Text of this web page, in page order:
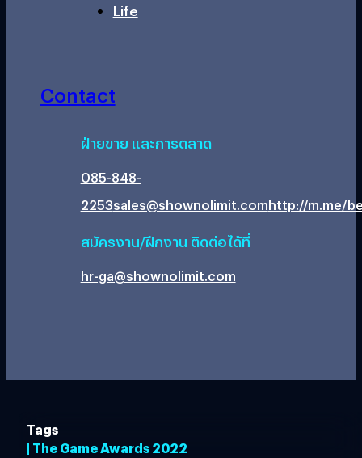
Life
Contact
ฝ่ายขาย และการตลาด
085-848-
2253sales@shownolimit.comhttp://m.me/
สมัครงาน/ฝึกงาน ติดต่อได้ที่
hr-ga@shownolimit.com
Tags
| The Game Awards 2022